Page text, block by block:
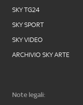
SKY TG24
SKY SPORT
SKY VIDEO
ARCHIVIO SKY ARTE
Note legali: